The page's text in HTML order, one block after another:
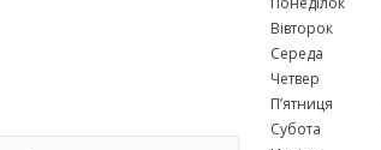
Вівторок
Середа
Четвер
Пʼятниця
Субота